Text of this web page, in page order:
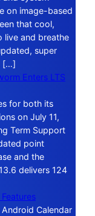
on image-based
that cool,
live and breathe
super
[…]
Enters LTS
for both its
on July 11,
Term Support
point
and the
delivers 124
Calendar